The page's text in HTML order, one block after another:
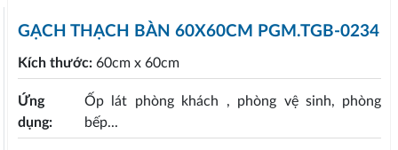
GẠCH THẠCH BÀN 60X60CM PGM.TGB-0234
Kích thước: 60cm x 60cm
Ứng
dụng:
Ốp lát phòng khách , phòng vệ sinh, phòng
bếp...